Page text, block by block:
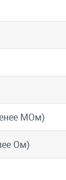
МОм)
Ом)